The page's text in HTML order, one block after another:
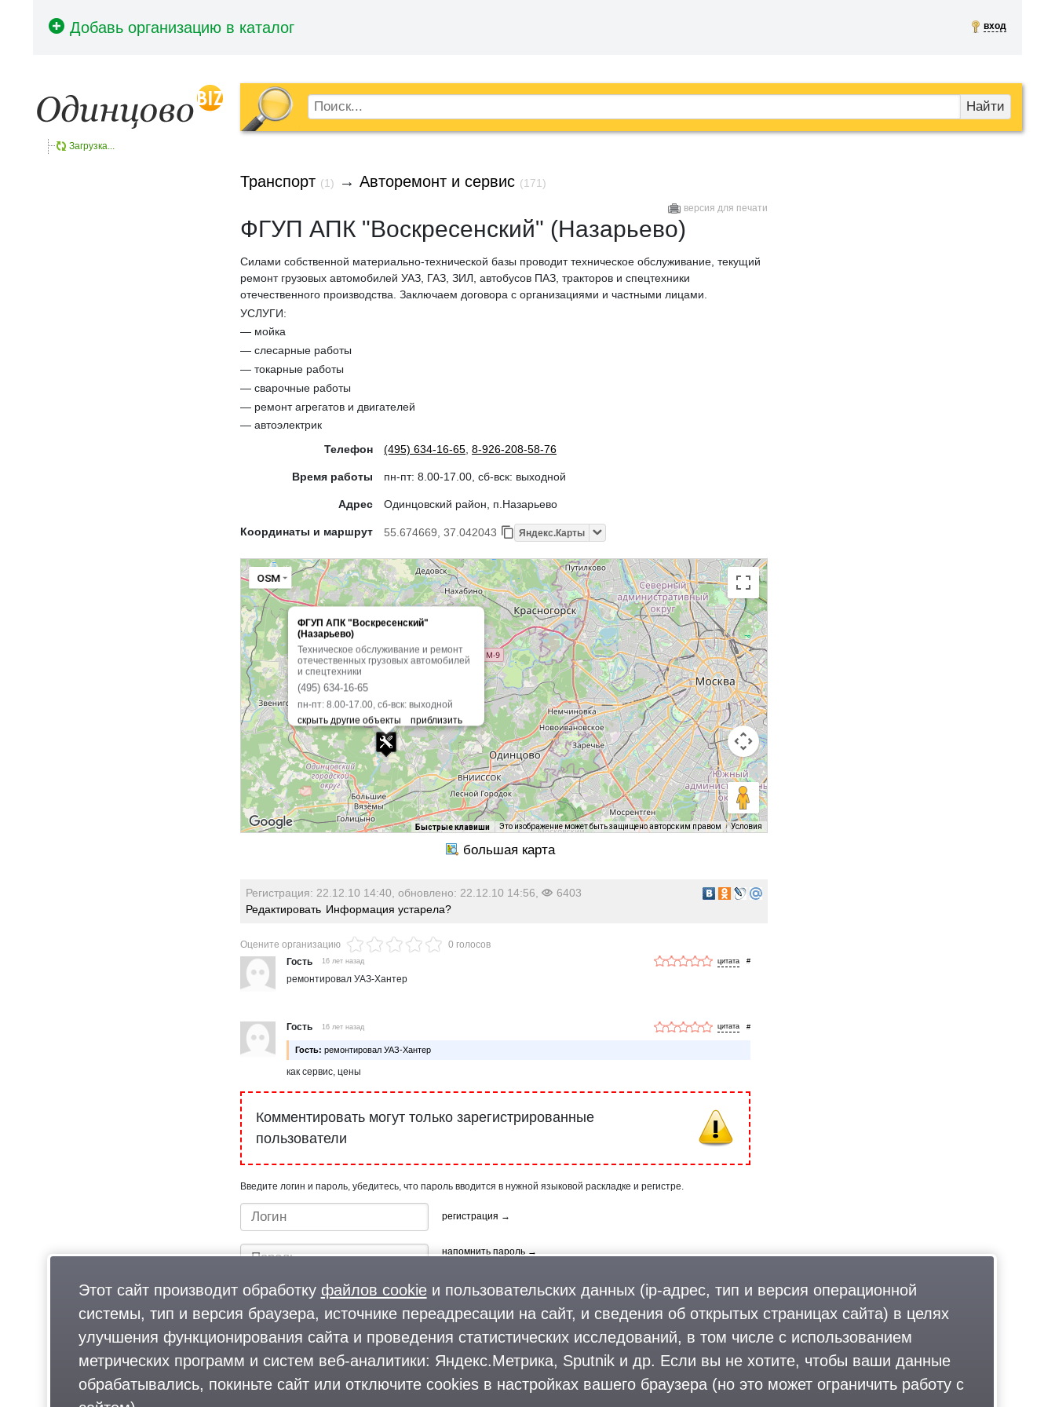
вход
Найти
Загрузка...
Транспорт (1) → Авторемонт и сервис (171)
версия для печати
ФГУП АПК "Воскресенский" (Назарьево)
Силами собственной материально-технической базы проводит техническое обслуживание, текущий
ремонт грузовых автомобилей УАЗ, ГАЗ, ЗИЛ, автобусов ПАЗ, тракторов и спецтехники
отечественного производства. Заключаем договора с организациями и частными лицами.
УСЛУГИ:
— мойка
— слесарные работы
— токарные работы
— сварочные работы
— ремонт агрегатов и двигателей
— автоэлектрик
Телефон
(495) 634-16-65 8-926-208-58-76
Время работы пн-пт: 8.00-17.00, сб-вск: выходной
Адрес Одинцовский район, п.Назарьево
Координаты и маршрут 55.674669, 37.042043 Яндекс.Карты
ФГУП АПК "Воскресенский"
(Назарьево)
Техническое обслуживание и ремонт
отечественных грузовых автомобилей
и спецтехники
(495) 634-16-65
пн-пт: 8.00-17.00, сб-вск: выходной
OSM
Быстрые клавиши Это изображение может быть защищено авторским правом Условия
Регистрация: 22.12.10 14:40, обновлено: 22.12.10 14:56,
6403
Редактировать Информация устарела?
Оцените организацию
0 голосов
Гость
16 лет назад #
ремонтировал УАЗ-Хантер
Гость 16 лет назад #
Гость: ремонтировал УАЗ-Хантер
как сервис, цены
Комментировать могут только зарегистрированные
пользователи
Введите логин и пароль, убедитесь, что пароль вводится в нужной языковой раскладке и регистре.
регистрация →
напомнить пароль →
Быстрый вход/регистрация, используя профиль в:
Этот сайт производит обработку файлов cookieи пользовательских данных (ip-адрес, тип и версия операционной
системы, тип и версия браузера, источнике переадресации на сайт, и сведения об открытых страницах сайта) в целях
улучшения функционирования сайта и проведения статистических исследований, в том числе с использованием
метрических программ и систем веб-аналитики: Яндекс.Метрика, Sputnik и др. Если вы не хотите, чтобы ваши данные
обрабатывались, покиньте сайт или отключите cookies в настройках вашего браузера (но это может ограничить работу с